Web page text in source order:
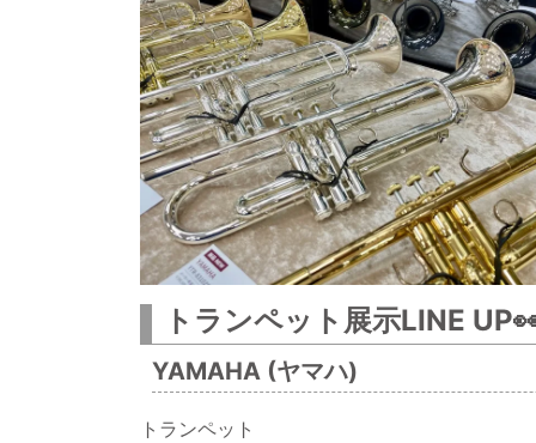
トランペット展示LINE
YAMAHA (ヤマハ)
トランペット